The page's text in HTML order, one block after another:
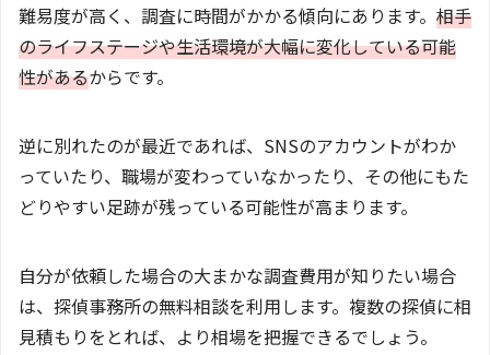
難易度が高く、調査に時間がかかる傾向にあります。 相手
のライフステージや生活環境が大幅に変化している可能
性があるからです。
逆に別れたのが最近であれば、SNSのアカウントがわか
っていたり、職場が変わっていなかったり、その他にもた
どりやすい足跡が残っている可能性が高まります。
自分が依頼した場合の大まかな調査費用が知りたい場合
は、探偵事務所の無料相談を利用します。複数の探偵に相
見積もりをとれば、より相場を把握できるでしょう。